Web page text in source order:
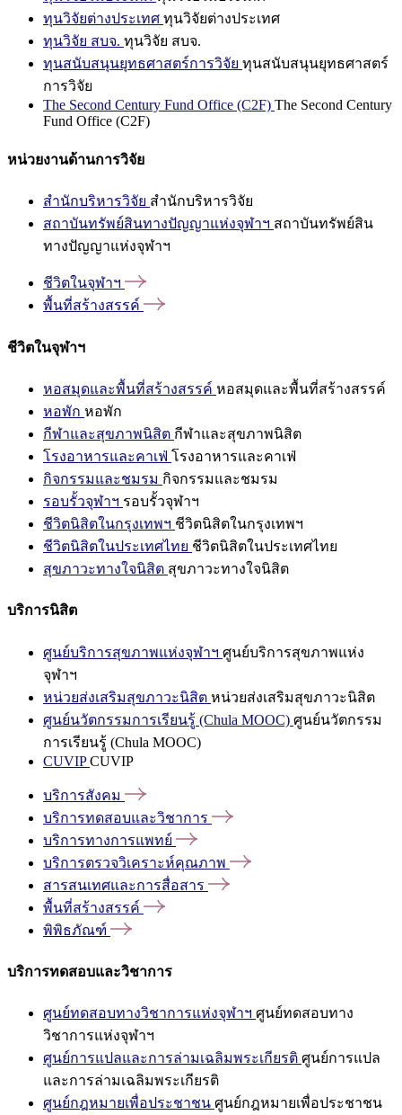
ทุนวิจัยต่างประเทศ ทุนวิจัยต่างประเทศ
ทุนวิจัย สบจ. ทุนวิจัย สบจ.
ทุนสนับสนุนยุทธศาสตร์การวิจัย ทุนสนับสนุนยุทธศาสตร์
การวิจัย
The Second Century Fund Office (C2F) The Second Century
Fund Office (C2F)
หน่วยงานด้านการวิจัย
สำนักบริหารวิจัย สำนักบริหารวิจัย
สถาบันทรัพย์สินทางปัญญาแห่งจุฬาฯ สถาบันทรัพย์สิน
ทางปัญญาแห่งจุฬาฯ
ชีวิตในจุฬาฯ
พื้นที่สร้างสรรค์
ชีวิตในจุฬาฯ
หอสมุดและพื้นที่สร้างสรรค์ หอสมุดและพื้นที่สร้างสรรค์
หอพัก หอพัก
กีฬาและสุขภาพนิสิต กีฬาและสุขภาพนิสิต
โรงอาหารและคาเฟ่ โรงอาหารและคาเฟ่
กิจกรรมและชมรม กิจกรรมและชมรม
รอบรั้วจุฬาฯ รอบรั้วจุฬาฯ
ชีวิตนิสิตในกรุงเทพฯ ชีวิตนิสิตในกรุงเทพฯ
ชีวิตนิสิตในประเทศไทย ชีวิตนิสิตในประเทศไทย
สุขภาวะทางใจนิสิต สุขภาวะทางใจนิสิต
บริการนิสิต
ศูนย์บริการสุขภาพแห่งจุฬาฯ ศูนย์บริการสุขภาพแห่ง
จุฬาฯ
หน่วยส่งเสริมสุขภาวะนิสิต หน่วยส่งเสริมสุขภาวะนิสิต
ศูนย์นวัตกรรมการเรียนรู้ (Chula MOOC) ศูนย์นวัตกรรม
การเรียนรู้ (Chula MOOC)
CUVIPCUVIP
บริการสังคม
บริการทดสอบและวิชาการ
บริการทางการแพทย์
บริการตรวจวิเคราะห์คุณภาพ
สารสนเทศและการสื่อสาร
พื้นที่สร้างสรรค์
พิพิธภัณฑ์
บริการทดสอบและวิชาการ
ศูนย์ทดสอบทางวิชาการแห่งจุฬาฯ ศูนย์ทดสอบทาง
วิชาการแห่งจุฬาฯ
ศูนย์การแปลและการล่ามเฉลิมพระเกียรติ ศูนย์การแปล
และการล่ามเฉลิมพระเกียรติ
ศูนย์กฎหมายเพื่อประชาชน ศูนย์กฎหมายเพื่อประชาชน